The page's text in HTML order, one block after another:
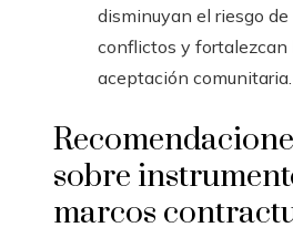
disminuyan el riesgo de
conflictos y fortalezcan
aceptación comunitaria.
sobre
marcos